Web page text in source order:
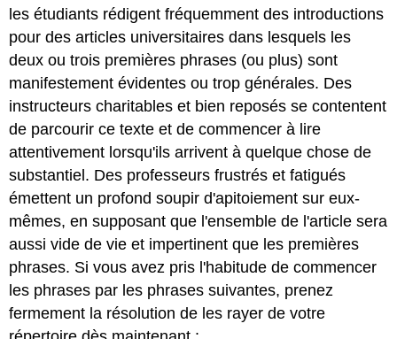
les étudiants rédigent fréquemment des introductions
pour des articles universitaires dans lesquels les
deux ou trois premières phrases (ou plus) sont
manifestement évidentes ou trop générales. Des
instructeurs charitables et bien reposés se contentent
de parcourir ce texte et de commencer à lire
attentivement lorsqu'ils arrivent à quelque chose de
substantiel. Des professeurs frustrés et fatigués
émettent un profond soupir d'apitoiement sur eux-
mêmes, en supposant que l'ensemble de l'article sera
aussi vide de vie et impertinent que les premières
phrases. Si vous avez pris l'habitude de commencer
les phrases par les phrases suivantes, prenez
fermement la résolution de les rayer de votre